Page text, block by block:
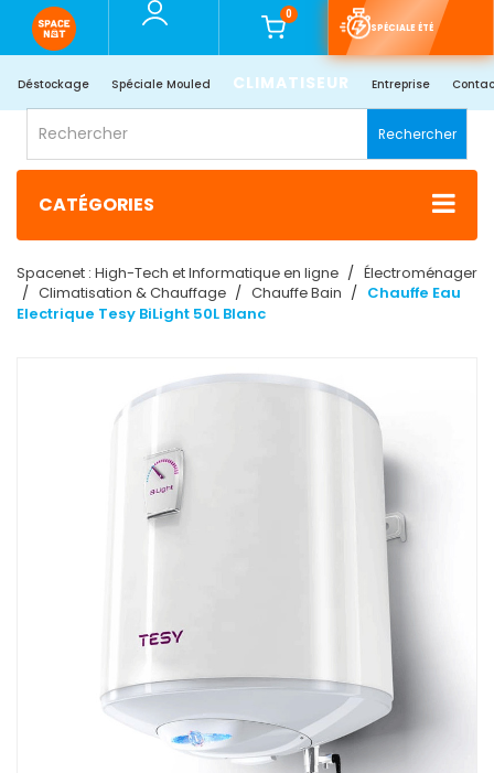
0
SPÉCIALE ÉTÉ
Déstockage Spéciale Mouled CLIMATISEUR Entreprise
Rechercher
CATÉGORIES
Spacenet : High-Tech et Informatique en ligne
Électroménager
Climatisation & Chauffage
Chauffe Bain
Chauffe Eau
Electrique Tesy BiLight 50L Blanc